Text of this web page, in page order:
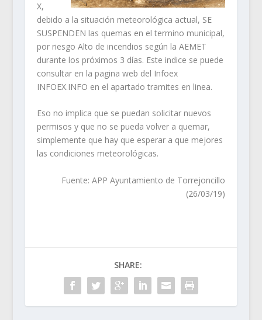
X,
debido a la situación meteorológica actual, SE
SUSPENDEN las quemas en el termino municipal,
por riesgo Alto de incendios según la AEMET
durante los próximos 3 días. Este indice se puede
consultar en la pagina web del Infoex
INFOEX.INFO en el apartado tramites en linea.
Eso no implica que se puedan solicitar nuevos
permisos y que no se pueda volver a quemar,
simplemente que hay que esperar a que mejores
las condiciones meteorológicas.
Fuente: APP Ayuntamiento de Torrejoncillo
(26/03/19)
SHARE: